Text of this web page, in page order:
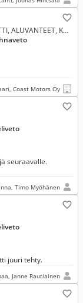
570 cm³, 570 EPS , LÄMPÖHYTTI, ALUVANTEET, KULJETUS JA RAHOITUS!
Coast Motors Oy
seuraavalle.
Timo Myöhänen
juuri tehty.
Janne Rautiainen